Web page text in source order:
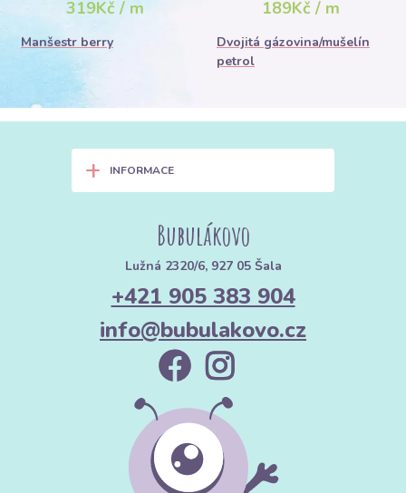
319Kč / m
Manšestr berry
189Kč / m
Dvojitá gázovina/mušelín
petrol
+ INFORMACE
Bubulákovo
Lužná 2320/6, 927 05 Šala
+421 905 383 904
info@bubulakovo.cz